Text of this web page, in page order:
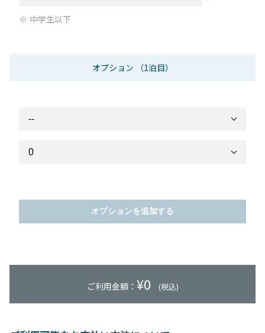
中学生以下
オプション （1泊目）
オプションを追加する
ご利用金額： ¥0 (税込)